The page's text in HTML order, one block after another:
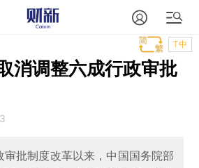
T中
消调整六成行政审批
审批制度改革以来，中国国务院部